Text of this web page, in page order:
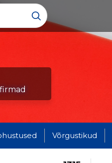
Võrgustikud